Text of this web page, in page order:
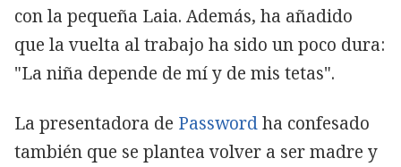
con la pequeña Laia. Además, ha añadido
que la vuelta al trabajo ha sido un poco dura:
"La niña depende de mí y de mis tetas".
La presentadora de Passwordha confesado
también que se plantea volver a ser madre y